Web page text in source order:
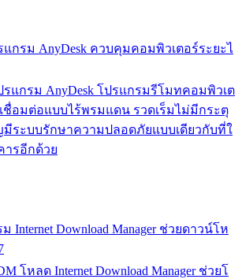
แกรม AnyDesk ควบคุมคอมพิวเตอร์ระยะไ
แกรม AnyDesk โปรแกรมรีโมทคอมพิวเต
ชื่อมต่อแบบไร้พรมแดน รวดเร็มไม่มีกระตุ
ระบบรักษาความปลอดภัยแบบเดียวกับที่ใ
ารอีกด้วย
Internet Download Manager ช่วยดาวน์โห
โหลด Internet Download Manager ช่วยโ